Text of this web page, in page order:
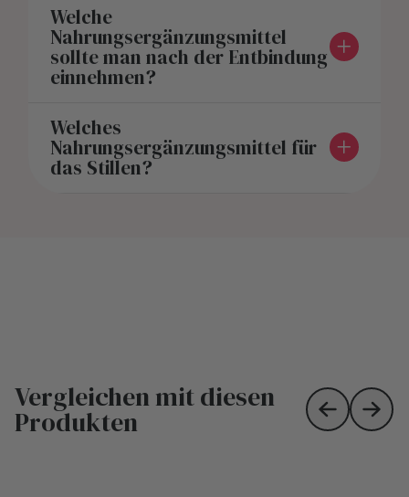
Welche
Nahrungsergänzungsmittel
sollte man nach der Entbindung
einnehmen?
Welches
Nahrungsergänzungsmittel für
das Stillen?
Vergleichen mit diesen
Produkten Skip toSkip